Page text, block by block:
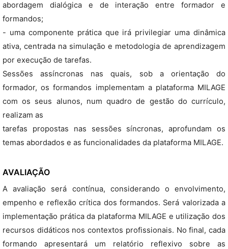
abordagem dialógica e de interação entre formador e
formandos;
- uma componente prática que irá privilegiar uma dinâmica
ativa, centrada na simulação e metodologia de aprendizagem
por execução de tarefas.
Sessões assíncronas nas quais, sob a orientação do
formador, os formandos implementam a plataforma MILAGE
com os seus alunos, num quadro de gestão do currículo,
realizam as
tarefas propostas nas sessões síncronas, aprofundam os
temas abordados e as funcionalidades da plataforma MILAGE.
AVALIAÇÃO
A avaliação será contínua, considerando o envolvimento,
empenho e reflexão crítica dos formandos. Será valorizada a
implementação prática da plataforma MILAGE e utilização dos
recursos didáticos nos contextos profissionais. No final, cada
formando apresentará um relatório reflexivo sobre as